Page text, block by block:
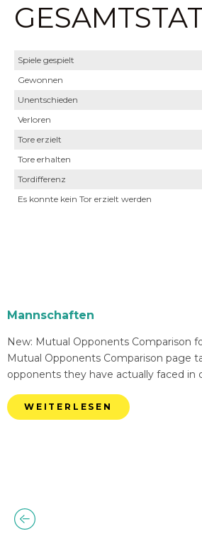
Spiele gespielt
Gewonnen
Unentschieden
Verloren
Tore erzielt
Tore erhalten
Tordifferenz
Es konnte kein Tor erzielt werden
Mannschaften
New: Mutual Opponents Comparison
Mutual Opponents Comparison page
opponents they have actually faced
WEITERLESEN